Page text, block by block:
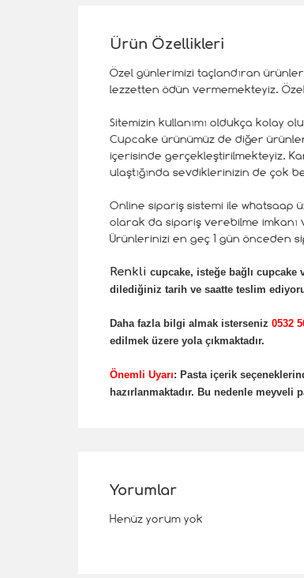
Ürün Özellikleri
Özel günlerimizi taçlandıran
lezzetten ödün vermemekteyiz.
Sitemizin kullanımı oldukça kolay
Cupcake ürünümüz de diğer
içerisinde gerçekleştirilmekteyiz.
ulaştığında sevdiklerinizin de çok
Online sipariş sistemi ile whatsaap
olarak da sipariş verebilme imkanı
Ürünlerinizi en geç 1 gün önceden
Renkli cupcake, isteğe bağlı
dilediğiniz tarih ve saatte teslim
Daha fazla bilgi almak isterseniz 0532
edilmek üzere yola çıkmaktadır.
Önemli Uyarı: Pasta içerik
hazırlanmaktadır. Bu nedenle
Yorumlar
Henüz yorum yok